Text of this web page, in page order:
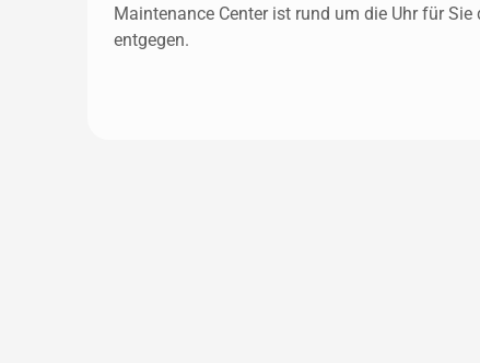
Maintenance Center ist rund um die Uhr für
entgegen.